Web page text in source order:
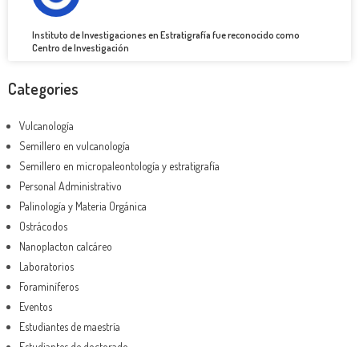
Instituto de Investigaciones en Estratigrafía fue reconocido como
Centro de Investigación
Categories
Vulcanología
Semillero en vulcanología
Semillero en micropaleontología y estratigrafía
Personal Administrativo
Palinología y Materia Orgánica
Ostrácodos
Nanoplacton calcáreo
Laboratorios
Foraminíferos
Eventos
Estudiantes de maestría